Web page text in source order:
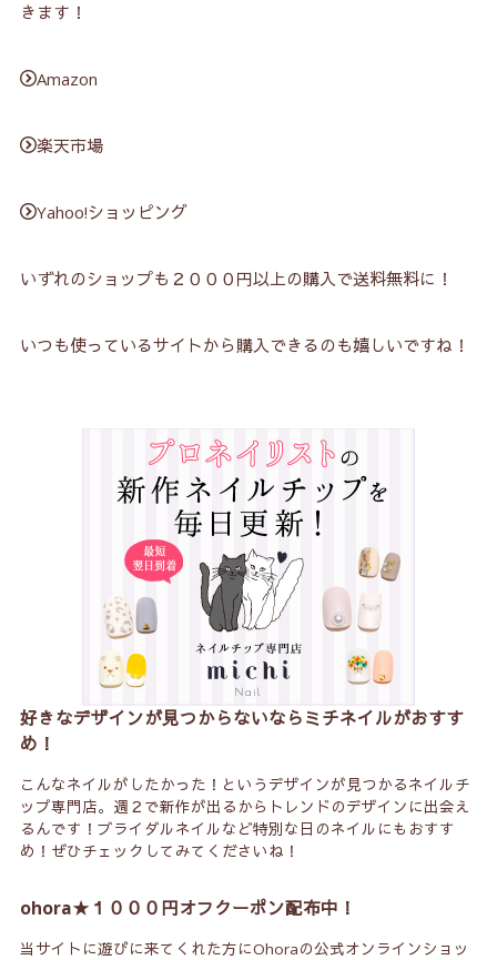
きます！
Amazon
楽天市場
Yahoo!ショッピング
いずれのショップも２０００円以上の購入で送料無料に！
いつも使っているサイトから購入できるのも嬉しいですね！
好きなデザインが見つからないならミチネイルがおすす
め！
こんなネイルがしたかった！というデザインが見つかるネイルチ
ップ専門店。週２で新作が出るからトレンドのデザインに出会え
るんです！ブライダルネイルなど特別な日のネイルにもおすす
め！ぜひチェックしてみてくださいね！
ohora★１０００円オフクーポン配布中！
当サイトに遊びに来てくれた方にOhoraの公式オンラインショッ